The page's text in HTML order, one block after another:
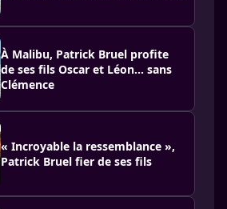
À Malibu, Patrick Bruel profite
de ses fils Oscar et Léon... sans
Clémence
« Incroyable la ressemblance »,
Patrick Bruel fier de ses fils